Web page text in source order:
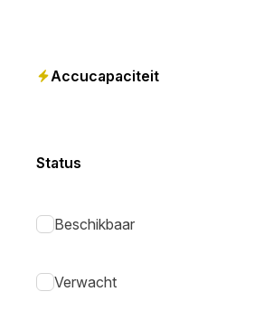
Accucapaciteit
Status
Beschikbaar
Verwacht